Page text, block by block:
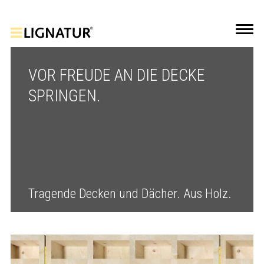
VOR FREUDE AN DIE DECKE
SPRINGEN.
Tragende Decken und Dächer. Aus Holz.